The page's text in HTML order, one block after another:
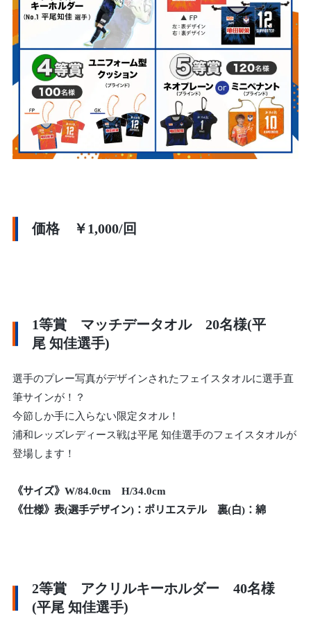
価格 ￥1,000/回
1等賞 マッチデータオル 20名様(平
尾 知佳選手)
選手のプレー写真がデザインされたフェイスタオルに選手直
筆サインが！？
今節しか手に入らない限定タオル！
浦和レッズレディース戦は平尾 知佳選手のフェイスタオルが
登場します！
《サイズ》W/84.0cm H/34.0cm
《仕様》表(選手デザイン)：ポリエステル 裏(白)：綿
2等賞 アクリルキーホルダー 40名様
(平尾 知佳選手)